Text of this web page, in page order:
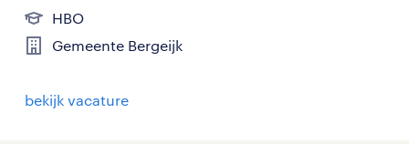
HBO
Gemeente Bergeijk
bekijk vacature